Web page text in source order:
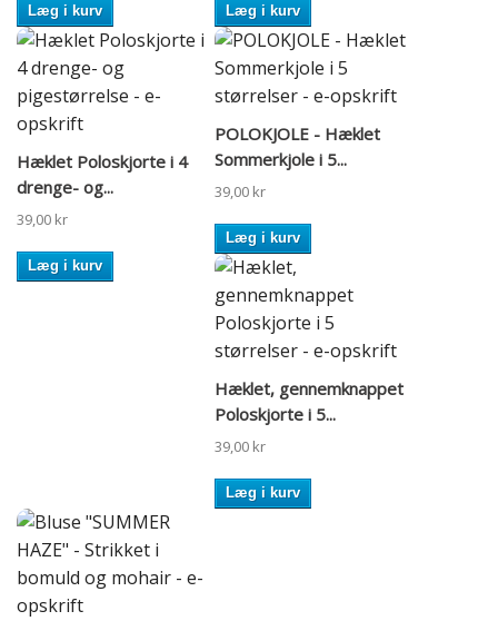
Læg i kurv Læg i kurv
Hæklet Poloskjorte i 4
drenge- og...
39,00 kr
Læg i kurv
POLOKJOLE - Hæklet
Sommerkjole i 5...
39,00 kr
Læg i kurv
Hæklet, gennemknappet
Poloskjorte i 5...
39,00 kr
Læg i kurv